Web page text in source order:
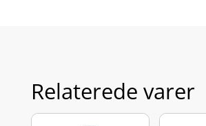
Relaterede varer